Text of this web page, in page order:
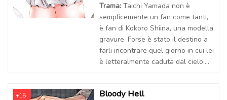
Trama: Taichi Yamada non è
semplicemente un fan come tanti,
è fan di Kokoro Shiina, una modella
gravure. Forse è stato il destino a
farli incontrare quel giorno in cui lei
è letteralmente caduta dal cielo....
+18 Bloody Hell